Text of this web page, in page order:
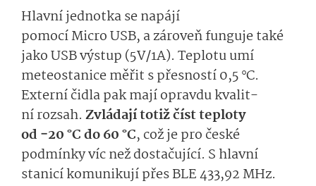
Hlavní jednotka se napájí
pomocíMicroUSB, a zároveň funguje také
jako USB výstup (5V/1A). Teplo­tu umí
meteostanice měřit s přesností 0,5 °C.
Externí čidla pak majíopravdukvalit­
nírozsah. Zvládajítotižčíst teploty
od −20°Cdo6­0 °C, což je pro české
podmínky víc než dostačující. S hlav­ní
stanicí komunikují přes BLE 433,92 MHz.